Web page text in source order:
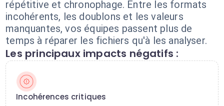
répétitive et chronophage. Entre les formats
incohérents, les doublons et les valeurs
manquantes, vos équipes passent plus de
temps à réparer les fichiers qu'à les analyser.
Les principaux impacts négatifs :
Incohérences critiques